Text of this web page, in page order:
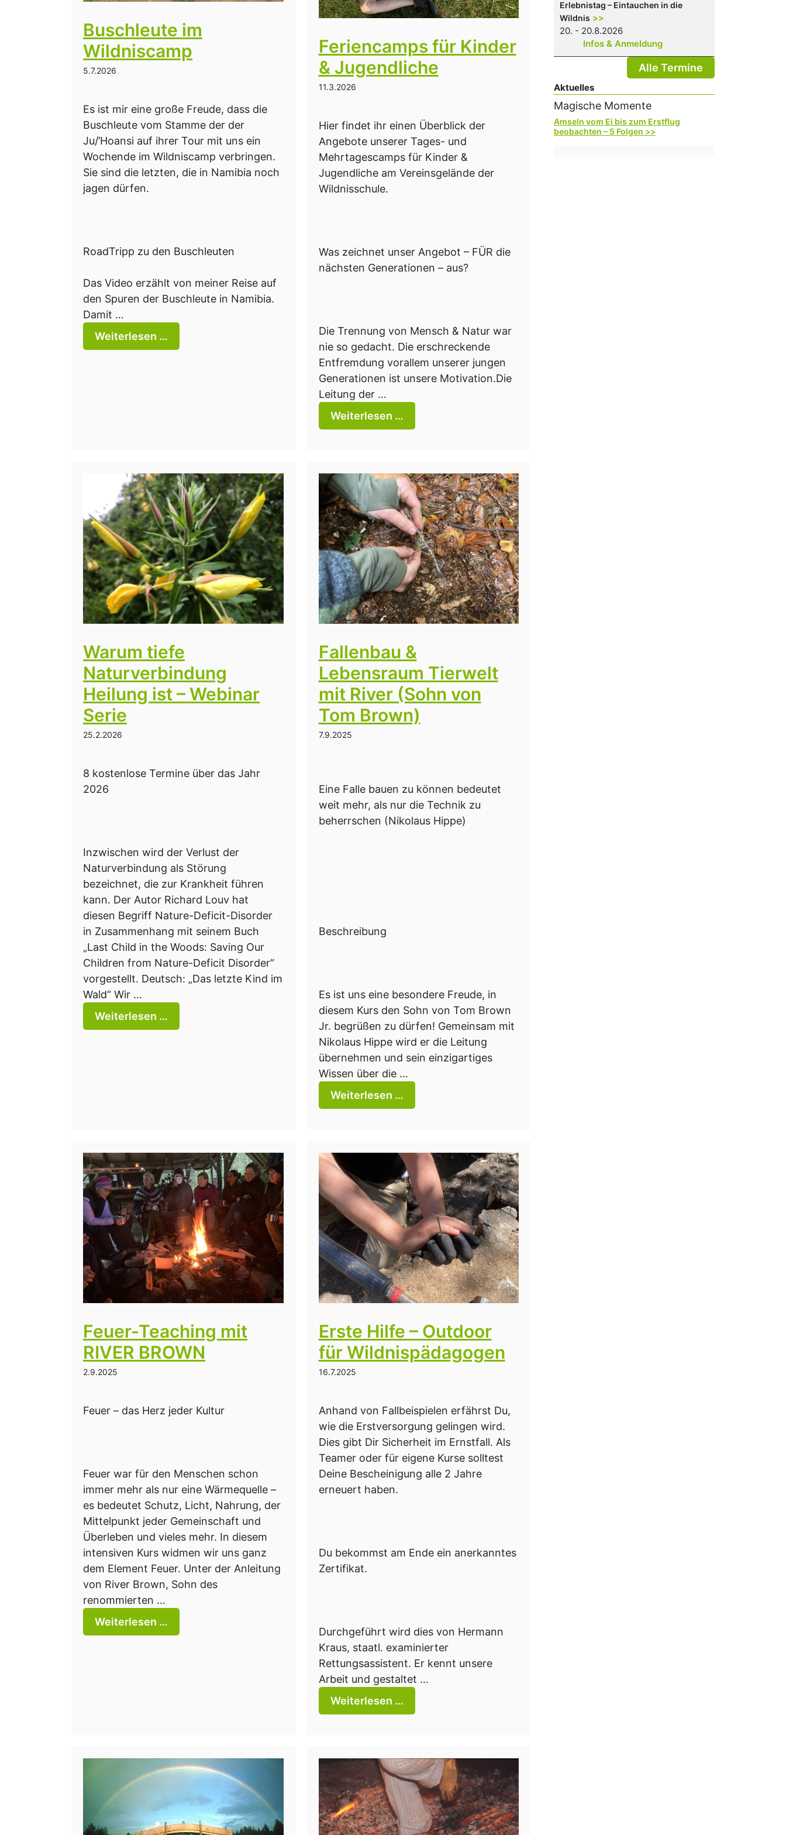
Buschleute im
Wildniscamp
5.7.2026
Es ist mir eine große Freude, dass die
Buschleute vom Stamme der der
Ju/’Hoansi auf ihrer Tour mit uns ein
Wochende im Wildniscamp verbringen.
Sie sind die letzten, die in Namibia noch
jagen dürfen.
RoadTripp zu den Buschleuten
Das Video erzählt von meiner Reise auf
den Spuren der Buschleute in Namibia.
Damit …
Weiterlesen …
Feriencamps für Kinder
& Jugendliche
11.3.2026
Hier findet ihr einen Überblick der
Angebote unserer Tages- und
Mehrtagescamps für Kinder &
Jugendliche am Vereinsgelände der
Wildnisschule.
Was zeichnet unser Angebot – FÜR die
nächsten Generationen – aus?
Die Trennung von Mensch & Natur war
nie so gedacht. Die erschreckende
Entfremdung vorallem unserer jungen
Generationen ist unsere Motivation.Die
Leitung der …
Weiterlesen …
Warum tiefe
Naturverbindung
Heilung ist – Webinar
Serie
25.2.2026
8 kostenlose Termine über das Jahr
2026
Inzwischen wird der Verlust der
Naturverbindung als Störung
bezeichnet, die zur Krankheit führen
kann. Der Autor Richard Louv hat
diesen Begriff Nature-Deficit-Disorder
in Zusammenhang mit seinem Buch
„Last Child in the Woods: Saving Our
Children from Nature-Deficit Disorder“
vorgestellt. Deutsch: „Das letzte Kind im
Wald“ Wir …
Weiterlesen …
Fallenbau &
Lebensraum Tierwelt
mit River (Sohn von
Tom Brown)
7.9.2025
Eine Falle bauen zu können bedeutet
weit mehr, als nur die Technik zu
beherrschen (Nikolaus Hippe)
Beschreibung
Es ist uns eine besondere Freude, in
diesem Kurs den Sohn von Tom Brown
Jr. begrüßen zu dürfen! Gemeinsam mit
Nikolaus Hippe wird er die Leitung
übernehmen und sein einzigartiges
Wissen über die …
Weiterlesen …
Feuer-Teaching mit
RIVER BROWN
2.9.2025
Feuer – das Herz jeder Kultur
Feuer war für den Menschen schon
immer mehr als nur eine Wärmequelle –
es bedeutet Schutz, Licht, Nahrung, der
Mittelpunkt jeder Gemeinschaft und
Überleben und vieles mehr. In diesem
intensiven Kurs widmen wir uns ganz
dem Element Feuer. Unter der Anleitung
von River Brown, Sohn des
renommierten …
Weiterlesen …
Erste Hilfe – Outdoor
für Wildnispädagogen
16.7.2025
Anhand von Fallbeispielen erfährst Du,
wie die Erstversorgung gelingen wird.
Dies gibt Dir Sicherheit im Ernstfall. Als
Teamer oder für eigene Kurse solltest
Deine Bescheinigung alle 2 Jahre
erneuert haben.
Du bekommst am Ende ein anerkanntes
Zertifikat.
Durchgeführt wird dies von Hermann
Kraus, staatl. examinierter
Rettungsassistent. Er kennt unsere
Arbeit und gestaltet …
Weiterlesen …
Erlebnistag – Eintauchen in die
Wildnis >>
20. - 20.8.2026
Infos & Anmeldung
Alle Termine
Aktuelles
Magische Momente
Amseln vom Ei bis zum Erstflug
beobachten – 5 Folgen >>